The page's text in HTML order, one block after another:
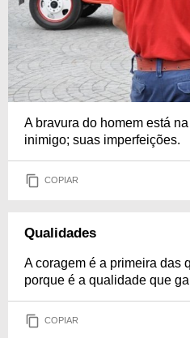
A bravura do homem está
inimigo; suas imperfeições.
COPIAR
Qualidades
A coragem é a primeira das
porque é a qualidade que
COPIAR